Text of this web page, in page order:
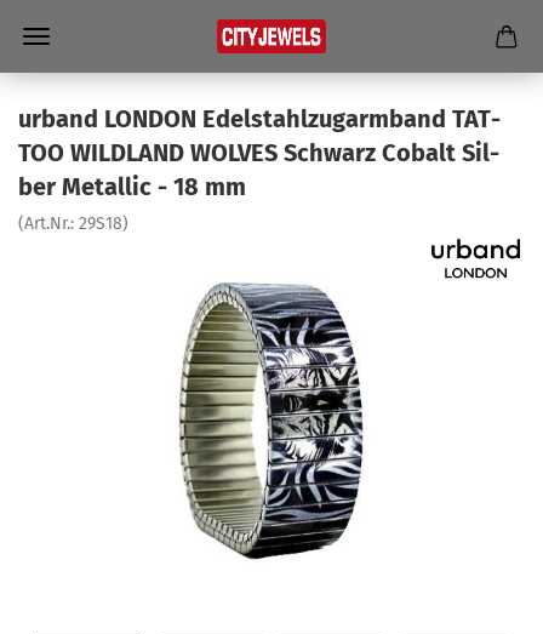
ur­band LON­DON Edel­stahl­zug­arm­band TAT­
TOO WILD­LAND WOL­VES Schwarz Co­balt Sil­
ber Me­tal­lic - 18 mm
(Art.Nr.: 29S18)